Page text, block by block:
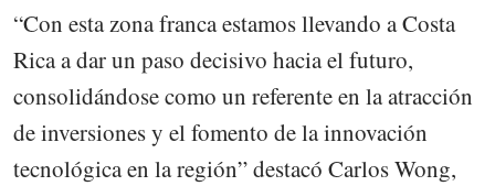
“Con esta zona franca estamos llevando a Costa
Rica a dar un paso decisivo hacia el futuro,
consolidándose como un referente en la atracción
de inversiones y el fomento de la innovación
tecnológica en la región” destacó Carlos Wong,